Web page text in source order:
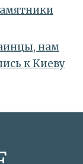
нам
к Киеву